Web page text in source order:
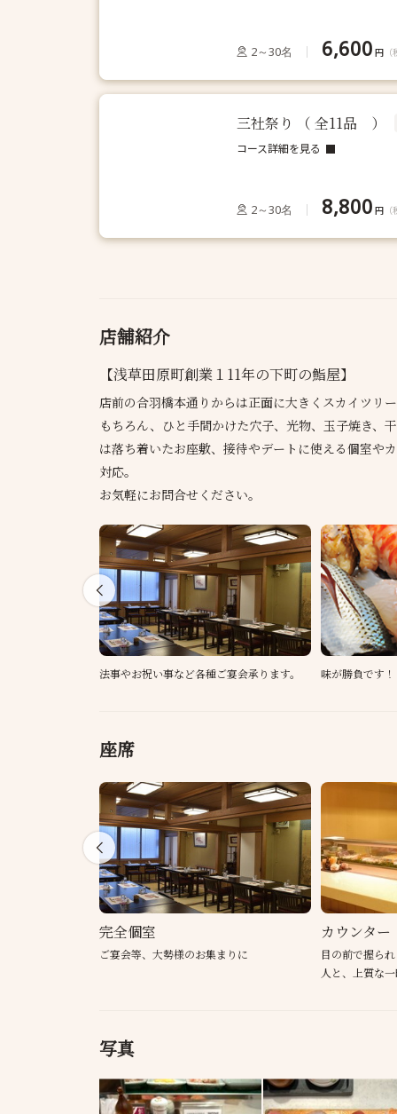
2～30名 6,600 円
三社祭り （ 全11品 ）
コース詳細を見る
2～30名 8,800 円
店舗紹介
【浅草田原町創業１11年の下町の鮨屋】
店前の合羽橋本通りからは正面に大きくスカイツリ
もちろん、ひと手間かけた穴子、光物、玉子焼き、
は落ち着いたお座敷、接待やデートに使える個室や
対応。
お気軽にお問合せください。
法事やお祝い事など各種ご宴会承ります。 味が勝負です！
座席
完全個室
ご宴会等、大勢様のお集まりに
カウンター
目の前で握ら
人と、上質な
写真